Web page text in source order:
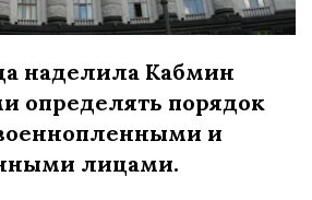
наделила Кабмин
определять порядок
и
лицами.